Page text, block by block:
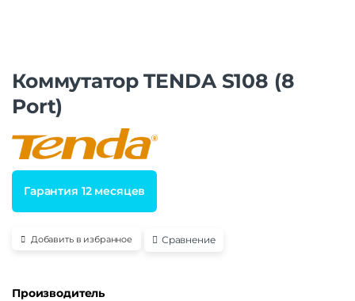
Коммутатор TENDA S108 (8
Port)
Гарантия 12 месяцев
Добавить в избранное Сравнение
Производитель